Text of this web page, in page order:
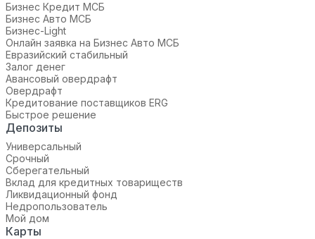
Бизнес Кредит МСБ
Бизнес Авто МСБ
Бизнес-Light
Онлайн заявка на Бизнес Авто МСБ
Евразийский стабильный
Залог денег
Авансовый овердрафт
Овердрафт
Кредитование поставщиков ERG
Быстрое решение
Депозиты
Универсальный
Срочный
Сберегательный
Вклад для кредитных товариществ
Ликвидационный фонд
Недропользователь
Мой дом
Карты